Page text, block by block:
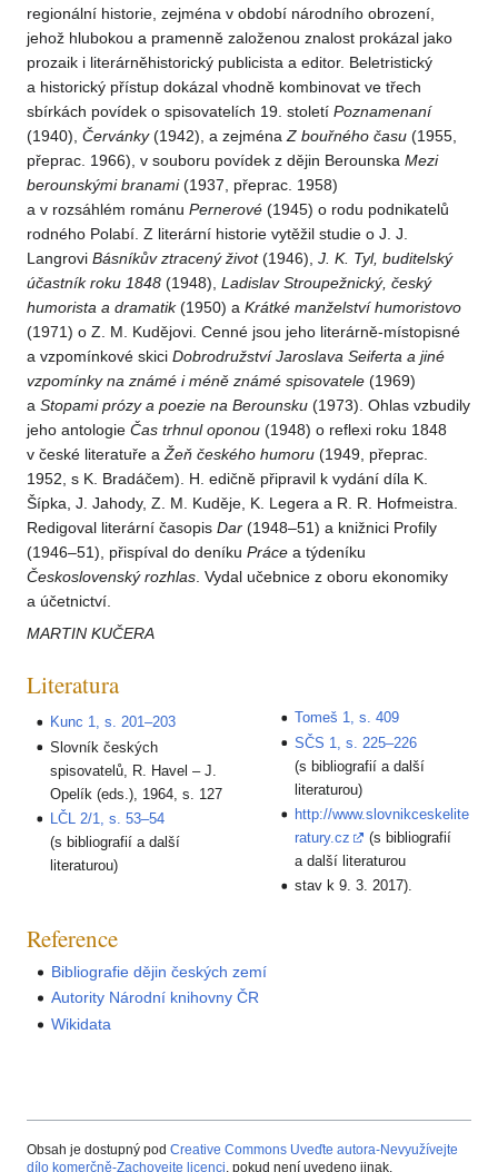
regionální historie, zejména v období národního obrození,
jehož hlubokou a pramenně založenou znalost prokázal jako
prozaik i literárněhistorický publicista a editor. Beletristický
a historický přístup dokázal vhodně kombinovat ve třech
sbírkách povídek o spisovatelích 19. století Poznamenaní
(1940), Červánky(1942), a zejména Z bouřného času (1955,
přeprac. 1966), v souboru povídek z dějin Berounska Mezi
berounskými branami(1937, přeprac. 1958)
a v rozsáhlém románu Pernerové (1945) o rodu podnikatelů
rodného Polabí. Z literární historie vytěžil studie o J. J.
Langrovi Básníkův ztracený život(1946), J. K. Tyl, buditelský
účastník roku 1848 (1948), Ladislav Stroupežnický, český
humorista a dramatik(1950) a Krátké manželství humoristovo
(1971) o Z. M. Kudějovi. Cenné jsou jeho literárně-místopisné
a vzpomínkové skici Dobrodružství Jaroslava Seiferta a jiné
vzpomínky na známé i méně známé spisovatele (1969)
a Stopami prózy a poezie na Berounsku (1973). Ohlas vzbudily
jeho antologie Čas trhnul oponou (1948) o reflexi roku 1848
v české literatuře a Žeň českého humoru (1949, přeprac.
1952, s K. Bradáčem). H. edičně připravil k vydání díla K.
Šípka, J. Jahody, Z. M. Kuděje, K. Legera a R. R. Hofmeistra.
Redigoval literární časopis Dar (1948–51) a knižnici Profily
(1946–51), přispíval do deníku Práce a týdeníku
Československý rozhlas . Vydal učebnice z oboru ekonomiky
a účetnictví.
MARTIN KUČERA
Literatura
Kunc 1, s. 201–203
Slovník českých
spisovatelů, R. Havel – J.
Opelík (eds.), 1964, s. 127
LČL 2/1, s. 53–54
(s bibliografií a další
literaturou)
Tomeš 1, s. 409
SČS 1, s. 225–226
(s bibliografií a další
literaturou)
http://www.slovnikceskelite
ratury.cz
(s bibliografií
a další literaturou
stav k 9. 3. 2017).
Reference
Bibliografie dějin českých zemí
Autority Národní knihovny ČR
Wikidata
Obsah je dostupný pod Creative Commons Uveďte autora-Nevyužívejte
dílo komerčně-Zachovejte licenci, pokud není uvedeno jinak.